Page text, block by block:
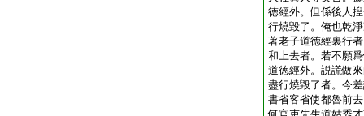
徳經外。但係後人
行燒毀了。俺也乾
著老子道徳經裏行
和上去者。若不願
道徳經外。説謊做
盡行燒毀了者。今
書省客省使都魯前